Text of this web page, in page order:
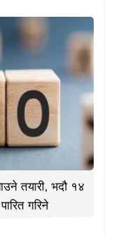
तयारी, भदौ १४
गरिने